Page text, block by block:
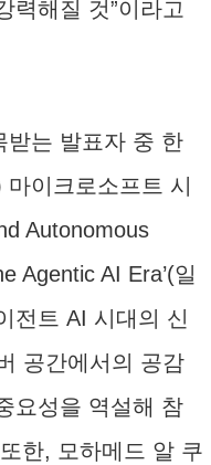
력해질 것”이라고
받는 발표자 중 한
이크로소프트 시
Autonomous
Agentic AI Era’(일
전트 AI 시대의 신
공간에서의 공감
요성을 역설해 참
한, 모하메드 알 쿠